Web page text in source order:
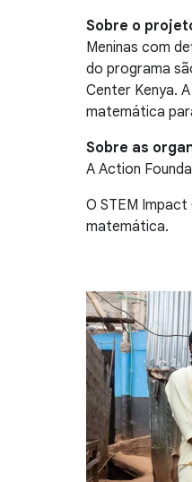
Sobre o
Meninas com
do programa
Center Kenya.
matemática
Sobre as
A Action
O STEM
matemática.